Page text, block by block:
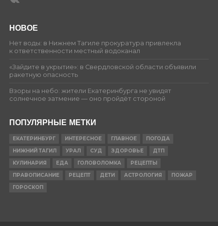
НОВОЕ
Нет воды: в Нижнем Тагиле прокуратура привлекла
к ответственности местный водоканал
«Зайдите в укрытие»: в Свердловской области объявили
ракетную опасность
Взоры на небо: жители Екатеринбурга не увидят
солнечное затмение — оно пройдёт стороной
ПОПУЛЯРНЫЕ МЕТКИ
ЕКАТЕРИНБУРГ ИНТЕРЕСНОЕ ГЛАВНОЕ
ПОГОДА
НИЖНИЙ ТАГИЛ
УРАЛ СУД ЗДОРОВЬЕ
ДТП
КУЛИНАРИЯ
ЕДА ГОЛОВОЛОМКА
РЕЦЕПТЫ
ПРАВОПИСАНИЕ
РЕЦЕПТ ДЕТИ АСТРОЛОГИЯ
ПОЖАР
ГОРОСКОП